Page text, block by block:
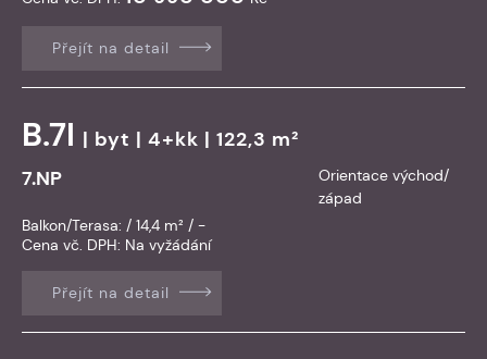
Přejít na detail
B.7I | byt | 4+kk | 122,3 m²
7.NP
Orientace východ/
západ
Balkon/Terasa: / 14,4 m² / -
Cena vč. DPH: Na vyžádání
Přejít na detail